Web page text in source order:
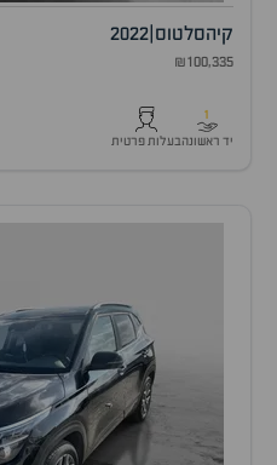
קיהסלטוס 2022
₪100,335
1
יד ראשונהבעלות פרטית